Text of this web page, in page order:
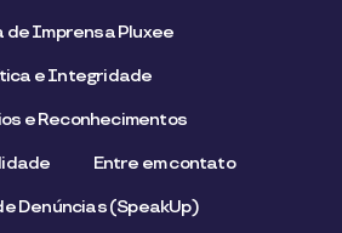
de Imprensa Pluxee
e Integridade
e Reconhecimentos
Entre em contato
Denúncias (SpeakUp)